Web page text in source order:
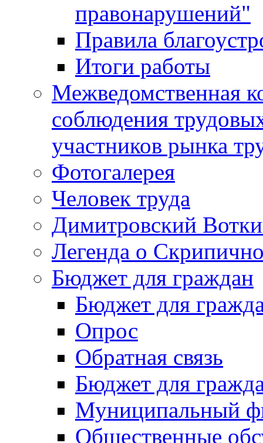
правонарушений"
Правила
Итоги работы
Межведомственная
соблюдения
участников рынка
Фотогалерея
Человек труда
Димитровский
Легенда о
Бюджет для граждан
Бюджет для
Опрос
Обратная связь
Бюджет для
Муниципальный
Общественные